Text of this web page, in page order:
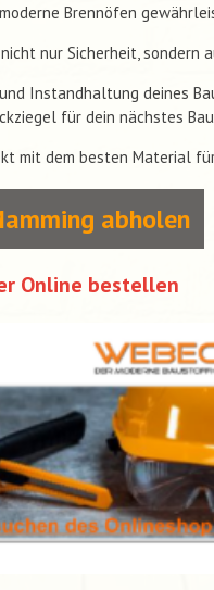
Brennöfen
nur Sicherheit, sondern
Instandhaltung deines
für dein nächstes
mit dem besten Material
abholen
Online bestellen